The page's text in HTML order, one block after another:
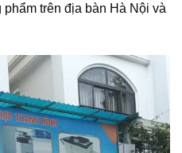
trên địa bàn Hà Nội và